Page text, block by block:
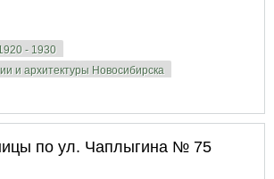
- 1930
и архитектуры Новосибирска
по ул. Чаплыгина № 75